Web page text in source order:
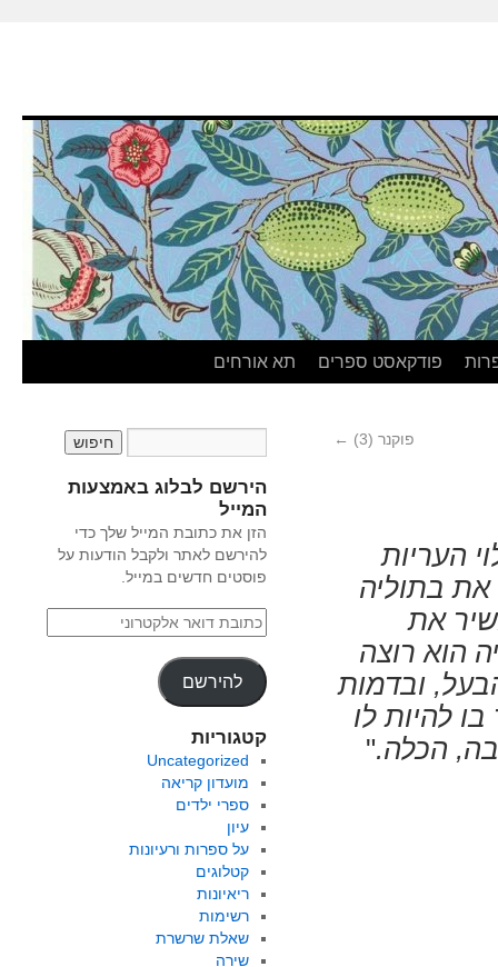
פודקאסט ספרים תא אורחים
פוקנר (3) ←
העריות
בתוליה
את
הוא רוצה
ובדמות
להיות לו
הכלה."
הירשם לבלוג באמצעות
המייל
הזן את כתובת המייל שלך כדי
להירשם לאתר ולקבל הודעות על
פוסטים חדשים במייל.
להירשם
קטגוריות
Uncategorized
מועדון קריאה
ספרי ילדים
עיון
על ספרות ורעיונות
קטלוגים
ריאיונות
רשימות
שאלת שרשרת
שירה